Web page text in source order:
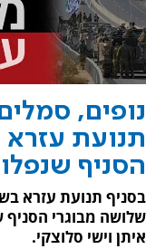
נופים,
תנועת עזרא
הסניף שנפלו
בסניף תנועת עזרא
שלושה מבוגרי
איתן וישי סלוצקי.